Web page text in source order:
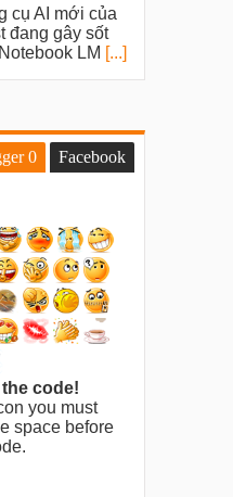
cụ AI mới của
đang gây sốt
LM [...]
0 Facebook
code!
you must
space before